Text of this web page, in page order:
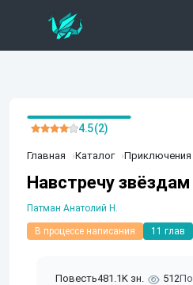
Главная Каталог Приключения
Навстречу звёздам
Патман Анатолий Н.
В процессе написания 11 глав
Повесть481.1K зн. 512
4.5 (2)